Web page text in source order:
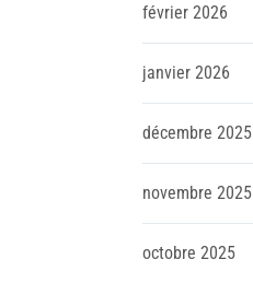
février 2026
janvier 2026
décembre 2025
novembre 2025
octobre 2025